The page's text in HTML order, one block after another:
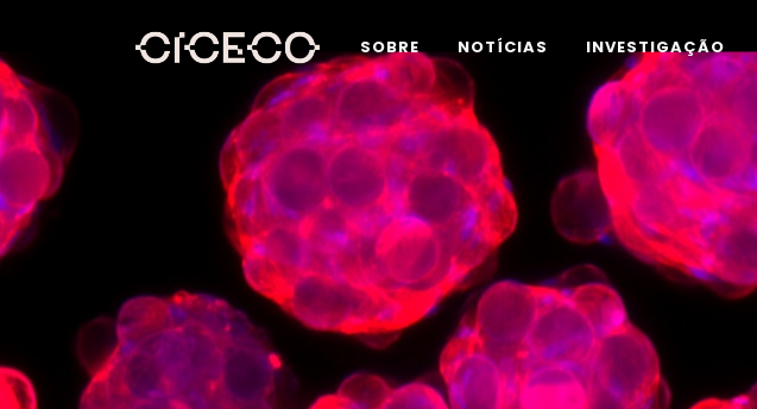
SOBRE NOTÍCIAS INVESTIGAÇÃO